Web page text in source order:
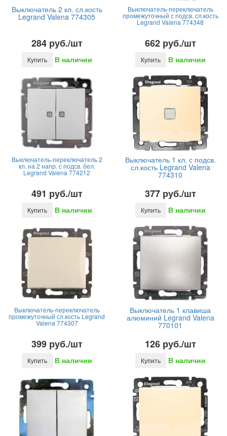
Выключатель 2 кл. сл.кость
Legrand Valena 774305
284 руб./шт
Купить В наличии
Выключатель-переключатель
промежуточный с подсв. сл.кость
Legrand Valena 774348
662 руб./шт
Купить В наличии
Выключатель-переключатель 2
кл. на 2 напр. с подсв. бел.
Legrand Valena 774212
491 руб./шт
Купить В наличии
Выключатель 1 кл. с подсв.
сл.кость Legrand Valena
774310
377 руб./шт
Купить В наличии
Выключатель-переключатель
промежуточный сл.кость Legrand
Valena 774307
399 руб./шт
Купить В наличии
Выключатель 1 клавиша
алюминий Legrand Valena
770101
126 руб./шт
Купить В наличии